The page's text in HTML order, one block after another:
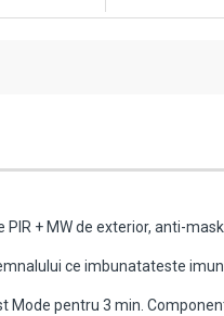
PIR + MW de exterior, anti-
ce imbunatateste
Mode pentru 3 min.